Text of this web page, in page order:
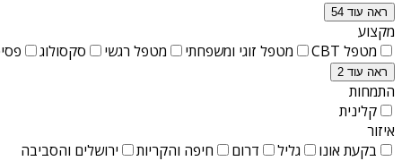
ראה עוד 54
מקצוע
מטפל CBT
מטפל זוגי ומשפחתי מטפל רגשי סקסולוג
ראה עוד 2
התמחות
קלינית
איזור
בקעת אונו
גליל דרום חיפה והקריות ירושלים והסביבה